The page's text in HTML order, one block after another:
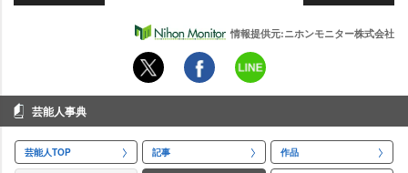
情報提供元:ニホンモニター株式会社
芸能人事典
芸能人TOP 記事 作品